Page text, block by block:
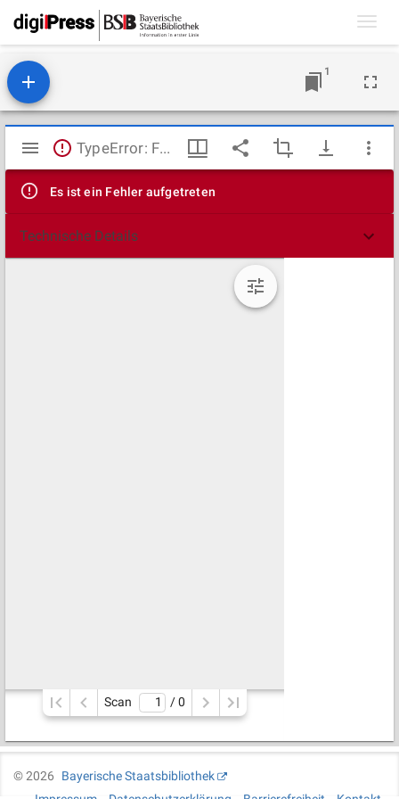
1
Mirador
Viewer
TypeError: Failed to fetch
Es ist ein Fehler aufgetreten
Technische Details
Scan / 0
©2026
Bayerische Staatsbibliothek